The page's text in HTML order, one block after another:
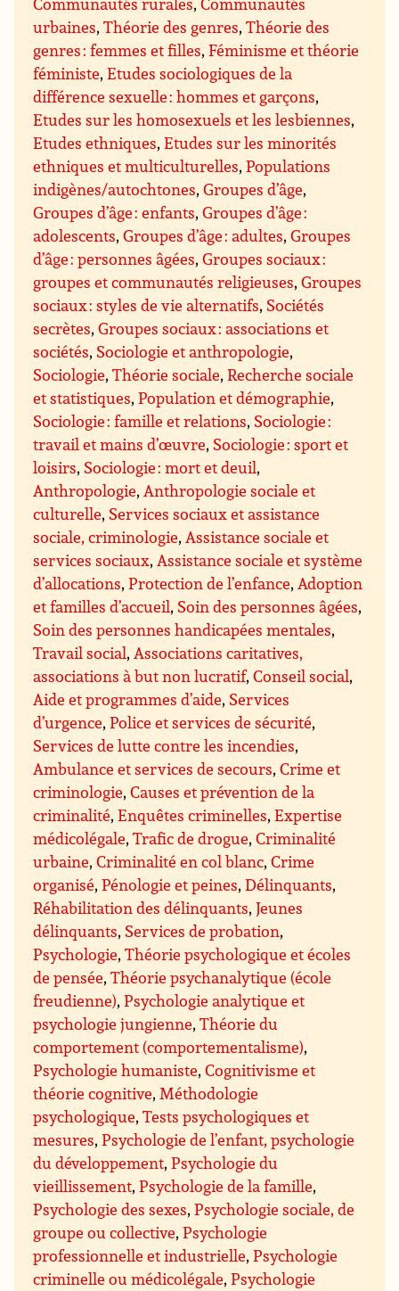
urbaines,Théorie des genres,Théorie des
genres : femmes et filles,Féminisme et théorie
féministe,Etudes sociologiques de la
différence sexuelle : hommes et garçons,
Etudes sur les homosexuels et les lesbiennes,
Etudes ethniques,Etudes sur les minorités
ethniques et multiculturelles,Populations
indigènes/autochtones,Groupes d’âge,
Groupes d’âge : enfants,Groupes d’âge :
adolescents,Groupes d’âge : adultes,Groupes
d’âge : personnes âgées,Groupes sociaux :
groupes et communautés religieuses,Groupes
sociaux : styles de vie alternatifs, Sociétés
secrètes,Groupes sociaux : associations et
sociétés, Sociologie et anthropologie,
Sociologie,Théorie sociale,Recherche sociale
et statistiques,Population et démographie,
Sociologie : famille et relations, Sociologie :
travail et mains d’œuvre, Sociologie : sport et
loisirs, Sociologie : mort et deuil,
Anthropologie,Anthropologie sociale et
culturelle, Services sociaux et assistance
sociale, criminologie,Assistance sociale et
services sociaux,Assistance sociale et système
d’allocations,Protection de l’enfance,Adoption
et familles d’accueil, Soin des personnes âgées,
Soin des personnes handicapées mentales,
Travail social,Associations caritatives,
associations à but non lucratif,Conseil social,
Aide et programmes d’aide, Services
d’urgence,Police et services de sécurité,
Services de lutte contre les incendies,
Ambulance et services de secours,Crime et
criminologie,Causes et prévention de la
criminalité,Enquêtes criminelles,Expertise
médicolégale,Trafic de drogue,Criminalité
urbaine,Criminalité en col blanc,Crime
organisé,Pénologie et peines,Délinquants,
Réhabilitation des délinquants,Jeunes
délinquants, Services de probation,
Psychologie,Théorie psychologique et écoles
de pensée,Théorie psychanalytique (école
freudienne),Psychologie analytique et
psychologie jungienne,Théorie du
comportement (comportementalisme),
Psychologie humaniste,Cognitivisme et
théorie cognitive,Méthodologie
psychologique,Tests psychologiques et
mesures,Psychologie de l’enfant, psychologie
du développement,Psychologie du
vieillissement,Psychologie de la famille,
Psychologie des sexes,Psychologie sociale, de
groupe ou collective,Psychologie
professionnelle et industrielle,Psychologie
criminelle ou médicolégale,Psychologie